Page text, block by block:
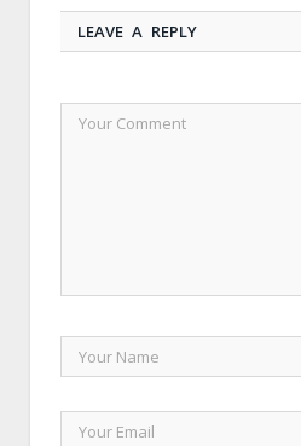
LEAVE A REPLY